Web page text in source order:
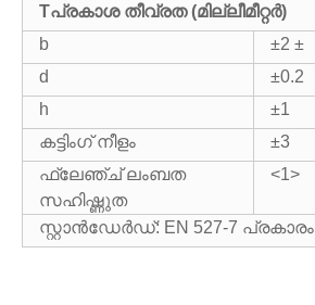
Tപ്രകാശ തീവ്രത (മില്ലീമീറ്റർ)
b
±2 ±
d
±0.2
h
±1
കട്ടിംഗ് നീളം
±3
ഫ്ലേഞ്ച് ലംബത
സഹിഷ്ണുത
<1>
സ്റ്റാൻഡേർഡ്: EN 527-7 പ്രകാരം